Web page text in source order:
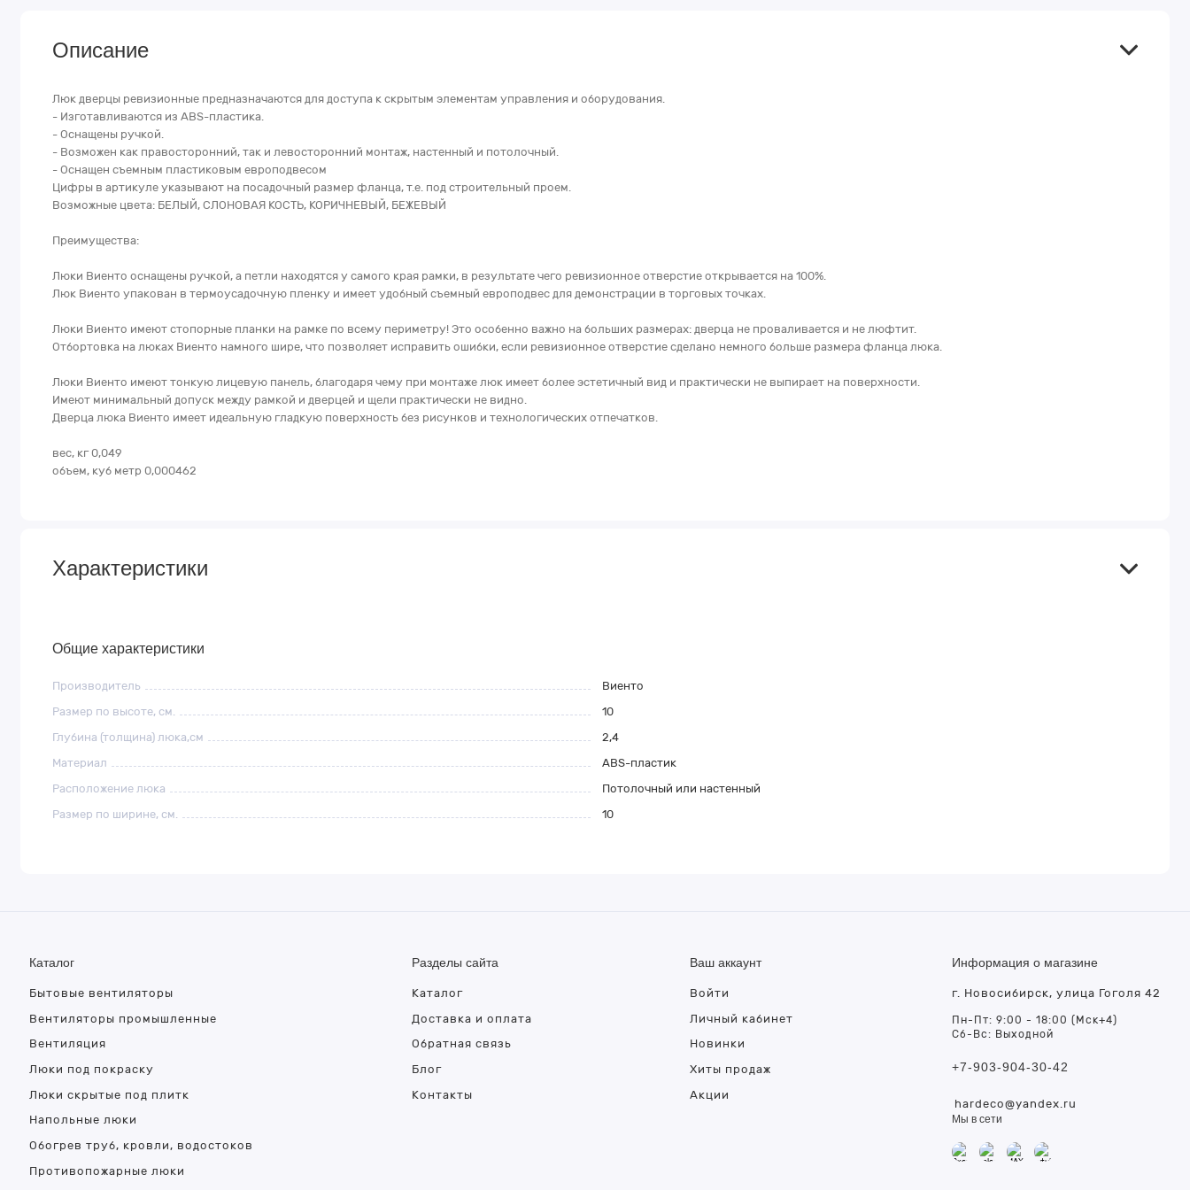
Описание
Люк дверцы ревизионные предназначаются для доступа к скрытым элементам управления и оборудования.
- Изготавливаются из ABS-пластика.
- Оснащены ручкой.
- Возможен как правосторонний, так и левосторонний монтаж, настенный и потолочный.
- Оснащен съемным пластиковым европодвесом
Цифры в артикуле указывают на посадочный размер фланца, т.е. под строительный проем.
Возможные цвета: БЕЛЫЙ, СЛОНОВАЯ КОСТЬ, КОРИЧНЕВЫЙ, БЕЖЕВЫЙ
Преимущества:
Люки Виенто оснащены ручкой, а петли находятся у самого края рамки, в результате чего ревизионное отверстие открывается на 100%.
Люк Виенто упакован в термоусадочную пленку и имеет удобный съемный европодвес для демонстрации в торговых точках.
Люки Виенто имеют стопорные планки на рамке по всему периметру! Это особенно важно на больших размерах: дверца не проваливается и не люфтит.
Отбортовка на люках Виенто намного шире, что позволяет исправить ошибки, если ревизионное отверстие сделано немного больше размера фланца люка.
Люки Виенто имеют тонкую лицевую панель, благодаря чему при монтаже люк имеет более эстетичный вид и практически не выпирает на поверхности.
Имеют минимальный допуск между рамкой и дверцей и щели практически не видно.
Дверца люка Виенто имеет идеальную гладкую поверхность без рисунков и технологических отпечатков.
вес, кг 0,049
объем, куб метр 0,000462
Характеристики
Общие характеристики
Производитель
Виенто
Размер по высоте, см.
10
Глубина (толщина) люка,см
2,4
Материал
ABS-пластик
Расположение люка
Потолочный или настенный
Размер по ширине, см.
10
Каталог
Бытовые вентиляторы
Вентиляторы промышленные
Вентиляция
Люки под покраску
Люки скрытые под плитк
Напольные люки
Обогрев труб, кровли, водостоков
Противопожарные люки
Разделы сайта
Каталог
Доставка и оплата
Обратная связь
Блог
Контакты
Ваш аккаунт
Войти
Личный кабинет
Новинки
Хиты продаж
Акции
Информация о магазине
г. Новосибирск, улица Гоголя 42
Пн-Пт: 9:00 - 18:00 (Мск+4)
Сб-Вс: Выходной
+7-903-904-30-42
hardeco@yandex.ru
Мы в сети